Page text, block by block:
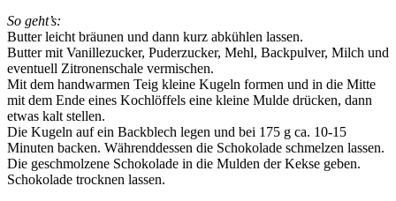
So geht’s:
Butter leicht bräunen und dann kurz abkühlen lassen.
Butter mit Vanillezucker, Puderzucker, Mehl, Backpulver, Milch und
eventuell Zitronenschale vermischen.
Mit dem handwarmen Teig kleine Kugeln formen und in die Mitte
mit dem Ende eines Kochlöffels eine kleine Mulde drücken, dann
etwas kalt stellen.
Die Kugeln auf ein Backblech legen und bei 175 g ca. 10-15
Minuten backen. Währenddessen die Schokolade schmelzen lassen.
Die geschmolzene Schokolade in die Mulden der Kekse geben.
Schokolade trocknen lassen.